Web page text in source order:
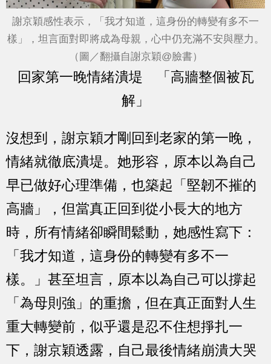
謝京穎感性表示，「我才知道，這身份的轉變有多不一
樣」，坦言面對即將成為母親，心中仍充滿不安與壓力。
（圖／翻攝自謝京穎@臉書）
回家第一晚情緒潰堤 「高牆整個被瓦
解」
沒想到，謝京穎才剛回到老家的第一晚，
情緒就徹底潰堤。她形容，原本以為自己
早已做好心理準備，也築起「堅韌不摧的
高牆」，但當真正回到從小長大的地方
時，所有情緒卻瞬間鬆動，她感性寫下：
「我才知道，這身份的轉變有多不一
樣。」甚至坦言，原本以為自己可以撐起
「為母則強」的重擔，但在真正面對人生
重大轉變前，似乎還是忍不住想掙扎一
下，謝京穎透露，自己最後情緒崩潰大哭